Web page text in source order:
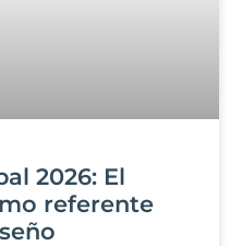
2026: El
referente